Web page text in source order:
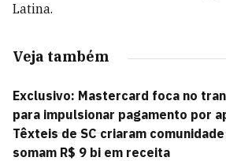
Latina.
Veja também
Exclusivo: Mastercard foca no
para impulsionar pagamento por
Têxteis de SC criaram
somam R$ 9 bi em receita